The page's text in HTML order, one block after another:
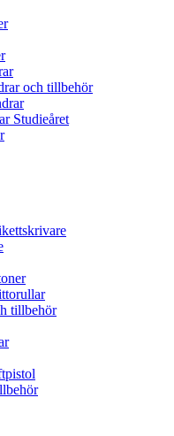
och tillbehör
Studieåret
tillbehör